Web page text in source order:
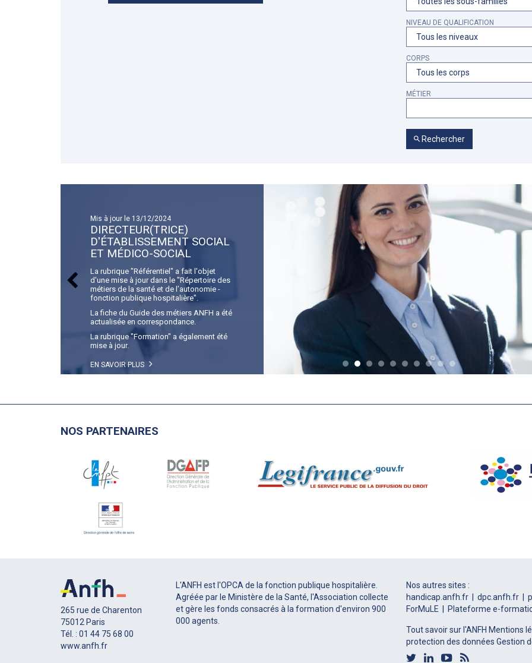
NIVEAU DE QUALIFICATION
CORPS
MÉTIER
Rechercher
Mis à jour le 13/12/2024
DIRECTEUR(TRICE)
D'ÉTABLISSEMENT SOCIAL
ET MÉDICO-SOCIAL
La rubrique "Référentiel" a fait l'objet
d'une mise à jour dans le "Répertoire des
métiers de la santé et de l’autonomie -
fonction publique hospitalière".
La fiche du Guide des métiers ANFH a été
actualisée en correspondance.
La rubrique "Formation" a également été
mise à jour.
EN SAVOIR PLUS
NOS PARTENAIRES
265 rue de Charenton
75012 Paris
Tél. : 01 44 75 68 00
www.anfh.fr
L'ANFH est l'OPCA de la fonction publique hospitalière.
Agréée par le Ministère de la Santé, l'Association collecte
et gère les fonds consacrés à la formation d'environ 900
000 agents.
Nos autres sites :
handicap.anfh.fr
dpc.anfh.fr
ForMuLE
Plateforme e-
Tout savoir sur l'ANFH Mentions
protection des données Gestion